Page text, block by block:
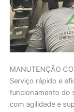
MANUTENÇÃO
Serviço rápido e
funcionamento do
com agilidade e